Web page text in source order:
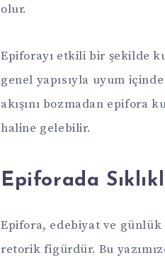
olur.
Epiforayı etkili bir şekilde
genel yapısıyla uyum
akışını bozmadan epifora
haline gelebilir.
Epiforada
Epifora, edebiyat ve günlük
retorik figürdür. Bu